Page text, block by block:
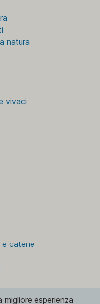
natura
vivaci
e catene
esperienza